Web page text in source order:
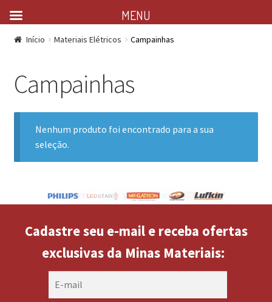
Início Materiais Elétricos Campainhas
Campainhas
Nenhum produto foi encontrado para a sua
seleção.
Cadastre seu e-mail e receba ofertas
exclusivas da Minas Materiais:
MENU